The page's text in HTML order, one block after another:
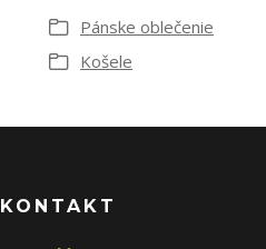
Pánske oblečenie
Košele
KONTAKT